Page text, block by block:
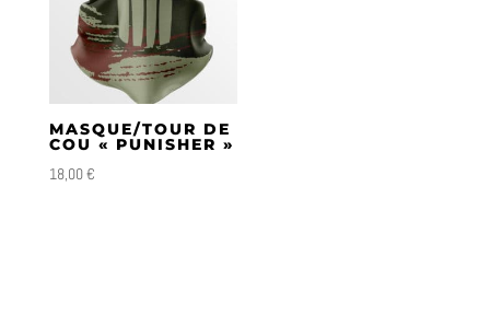
MASQUE/TOUR DE
COU « PUNISHER »
18,00€